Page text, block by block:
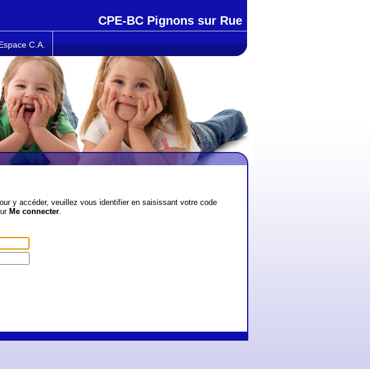
CPE-BC Pignons sur Rue
C.A.
y accéder, veuillez vous identifier en saisissant votre code
Me connecter